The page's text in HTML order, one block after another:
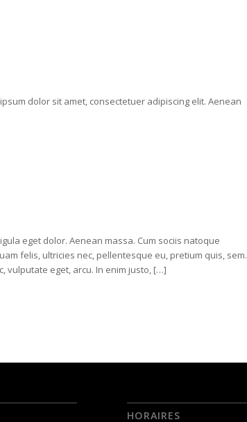
dolor sit amet, consectetuer adipiscing elit. Aenean
eget dolor. Aenean massa. Cum sociis natoque
felis, ultricies nec, pellentesque eu, pretium quis, sem.
vulputate eget, arcu. In enim justo, […]
HORAIRES